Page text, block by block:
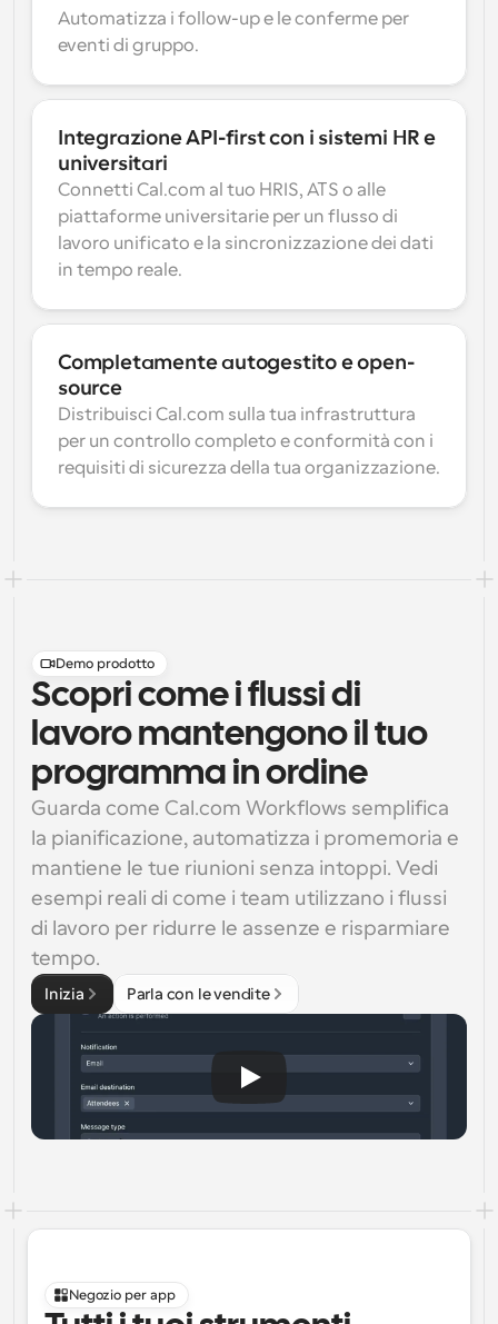
Automatizza i follow-up e le conferme per
eventi di gruppo.
Integrazione API-first con i sistemi HR e
universitari
Connetti Cal.com al tuo HRIS, ATS o alle
piattaforme universitarie per un flusso di
lavoro unificato e la sincronizzazione dei dati
in tempo reale.
Completamente autogestito e open-
source
Distribuisci Cal.com sulla tua infrastruttura
per un controllo completo e conformità con i
requisiti di sicurezza della tua organizzazione.
Demo prodotto
Scopri come i flussi di
lavoro mantengono il tuo
programma in ordine
Guarda come Cal.com Workflows semplifica
la pianificazione, automatizza i promemoria e
mantiene le tue riunioni senza intoppi. Vedi
esempi reali di come i team utilizzano i flussi
di lavoro per ridurre le assenze e risparmiare
tempo.
Inizia Parla con le vendite
Negozio per app